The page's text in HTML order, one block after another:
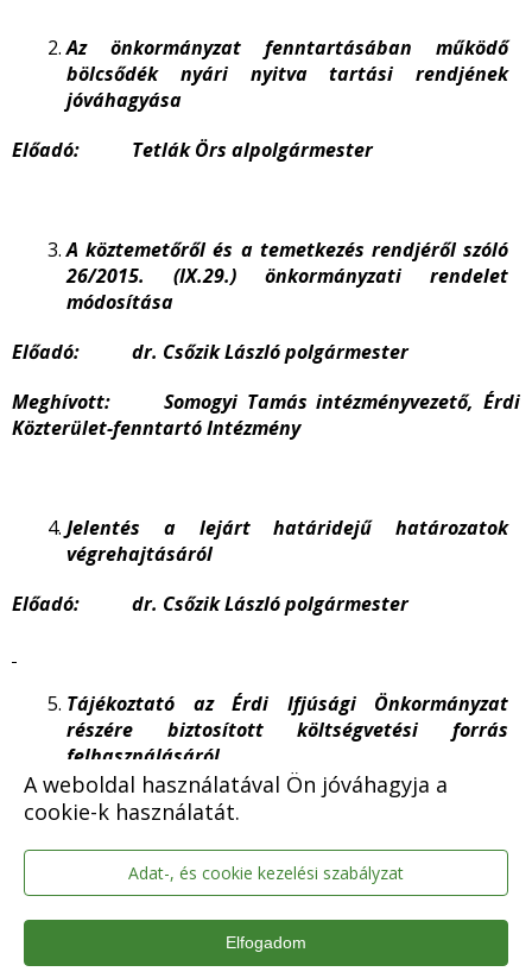
A weboldal használatával Ön jóváhagyja a
cookie-k használatát.
Adat-, és cookie kezelési szabályzat
Elfogadom
Az önkormányzat fenntartásában működő
bölcsődék nyári nyitva tartási rendjének
jóváhagyása
Előadó: Tetlák Örs alpolgármester
A köztemetőről és a temetkezés rendjéről szóló
26/2015. (IX.29.) önkormányzati rendelet
módosítása
Előadó: dr. Csőzik László polgármester
Meghívott: Somogyi Tamás intézményvezető, Érdi
Közterület-fenntartó Intézmény
Jelentés a lejárt határidejű határozatok
végrehajtásáról
Előadó: dr. Csőzik László polgármester
Tájékoztató az Érdi Ifjúsági Önkormányzat
részére biztosított költségvetési forrás
felhasználásáról
Előadó: Tetlák Örs alpolgármester
Csák Bálint leköszönő diákpolgármester
Tájékoztató a képviselői tevékenységről